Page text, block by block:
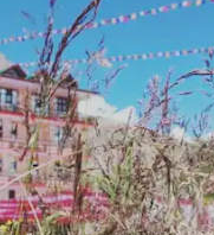
de 5; 30 evaluaciones